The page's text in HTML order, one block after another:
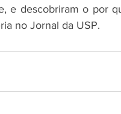
e descobriram o por
no Jornal da USP.